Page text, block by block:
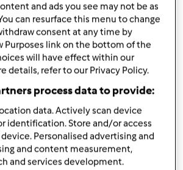
Składniki
lnianego
ciepłej wody
soli
and ads you see may not be as
can resurface this menu to change
consent at any time by
Purposes link on the bottom of the
will have effect within our
details, refer to our Privacy Policy.
process data to provide:
data. Actively scan device
identification. Store and/or access
Personalised advertising and
and content measurement,
and services development.